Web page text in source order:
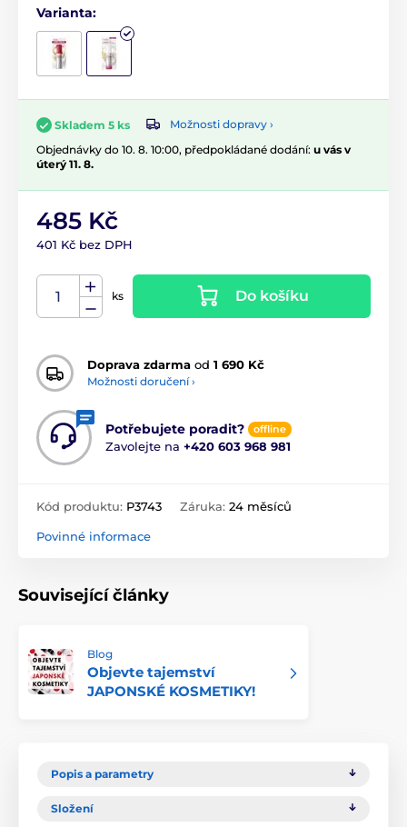
Varianta:
Skladem 5 ks
Možnosti dopravy ›
Objednávky do 10. 8. 10:00, předpokládané dodání: u vás v
úterý 11. 8.
485 Kč
401 Kč bez DPH
ks Do košíku
Doprava zdarma od 1 690 Kč
Možnosti doručení ›
Potřebujete poradit? offline
Zavolejte na +420 603 968 981
Kód produktu: P3743 Záruka: 24 měsíců
Povinné informace
Související články
Blog
Objevte tajemství
JAPONSKÉ KOSMETIKY!
Popis a parametry
Složení